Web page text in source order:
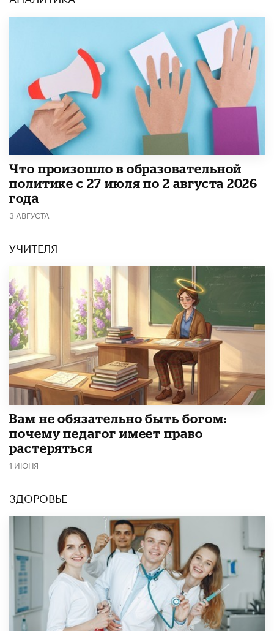
​Что произошло в образовательной
политике с 27 июля по 2 августа 2026
года
3 АВГУСТА
УЧИТЕЛЯ
​Вам не обязательно быть богом:
почему педагог имеет право
растеряться
1 ИЮНЯ
ЗДОРОВЬЕ